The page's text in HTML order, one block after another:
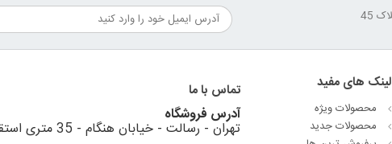
لینک های مفید
محصولات ویژه
محصولات جدید
تماس با ما
آدرس فروشگاه
تهران - رسالت - خیابان هنگام - 35 متری استقلال - نبش کوهستان دوم - پلاک 45